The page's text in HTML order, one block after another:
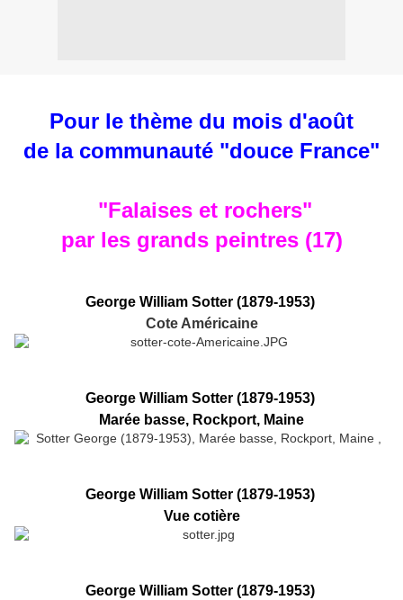
Pour le thème du mois d'août
de la communauté "douce France"
"Falaises et rochers"
par les grands peintres (17)
George William Sotter (1879-1953)
Cote Américaine
George William Sotter (1879-1953)
Marée basse, Rockport, Maine
George William Sotter (1879-1953)
Vue cotière
George William Sotter (1879-1953)